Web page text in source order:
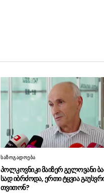
საზოგადოება
პოლკოვნიკი მაიზერ გელოვანი
სად იბრძოდა, ერთი ტყვია
თვითონ?